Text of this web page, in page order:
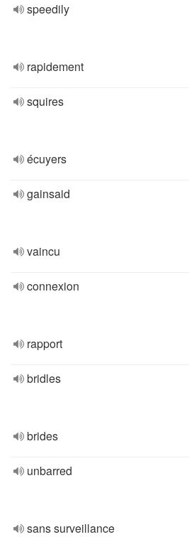
speedily
rapidement
squires
écuyers
gainsaid
vaincu
connexion
rapport
bridles
brides
unbarred
sans surveillance